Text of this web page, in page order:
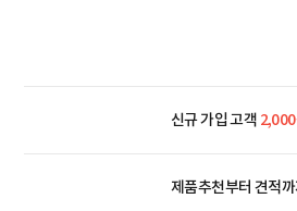
신규 가입 고객
제품추천부터 견적